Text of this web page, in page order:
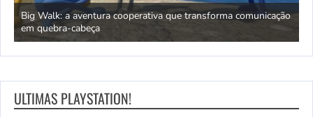
Big Walk: a aventura cooperativa que transforma comunicação
em quebra-cabeça
ULTIMAS PLAYSTATION!